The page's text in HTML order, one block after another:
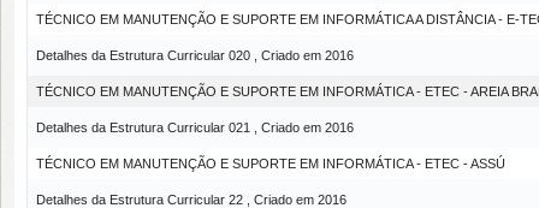
TÉCNICO EM MANUTENÇÃO E SUPORTE EM INFORMÁTICA A DISTÂNCIA - E-
Detalhes da Estrutura Curricular 020 , Criado em 2016
TÉCNICO EM MANUTENÇÃO E SUPORTE EM INFORMÁTICA - ETEC - AREIA
Detalhes da Estrutura Curricular 021 , Criado em 2016
TÉCNICO EM MANUTENÇÃO E SUPORTE EM INFORMÁTICA - ETEC - ASSÚ
Detalhes da Estrutura Curricular 22 , Criado em 2016